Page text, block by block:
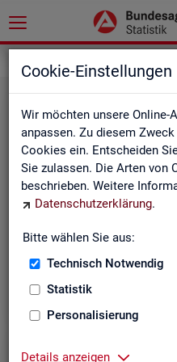
Cookie-Einstellungen
Wir möchten unsere Online-
anpassen. Zu diesem
Cookies ein. Entscheiden
Sie zulassen. Die Arten von
beschrieben. Weitere
Datenschutzerklärung.
Bitte wählen Sie aus:
Technisch Notwendig
Statistik
Personalisierung
Details anzeigen
zu den Fachstatistiken